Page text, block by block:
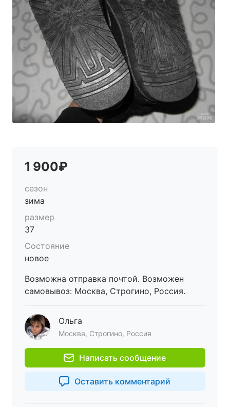
1 900₽
сезон
зима
размер
37
Состояние
новое
Возможна отправка почтой. Возможен
самовывоз: Москва, Строгино, Россия.
Ольга
Москва, Строгино, Россия
Написать сообщение
Оставить комментарий